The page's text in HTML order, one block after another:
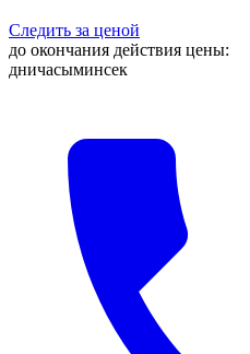
Следить за ценой
до окончания действия цены:
дничасыминсек